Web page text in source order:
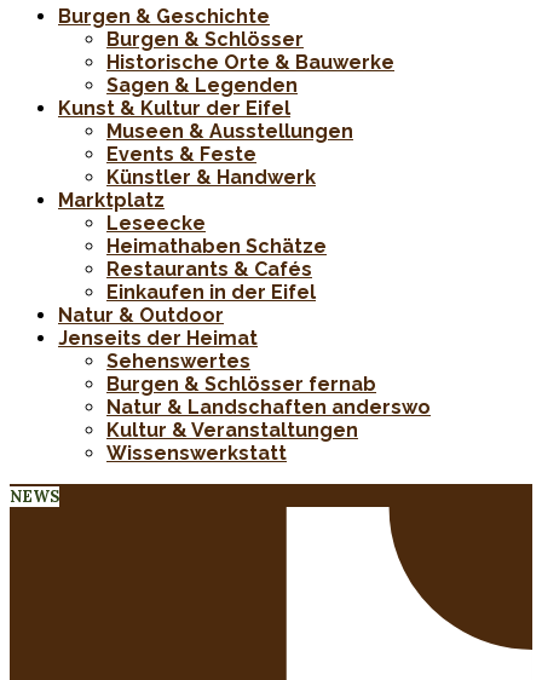
Burgen & Geschichte
Burgen & Schlösser
Historische Orte & Bauwerke
Sagen & Legenden
Kunst & Kultur der Eifel
Museen & Ausstellungen
Events & Feste
Künstler & Handwerk
Marktplatz
Leseecke
Heimathaben Schätze
Restaurants & Cafés
Einkaufen in der Eifel
Natur & Outdoor
Jenseits der Heimat
Sehenswertes
Burgen & Schlösser fernab
Natur & Landschaften anderswo
Kultur & Veranstaltungen
Wissenswerkstatt
NEWS